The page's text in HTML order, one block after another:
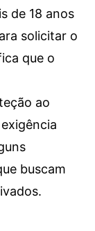
de 18 anos
solicitar o
que o
ao
buscam